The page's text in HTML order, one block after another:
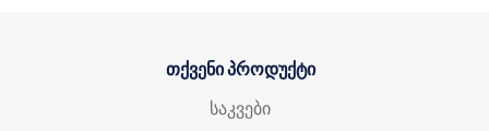
თქვენი პროდუქტი
საკვები